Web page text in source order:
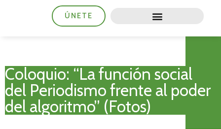
ÚNETE
Coloquio: “La función social
del Periodismo frente al poder
del algoritmo” (Fotos)